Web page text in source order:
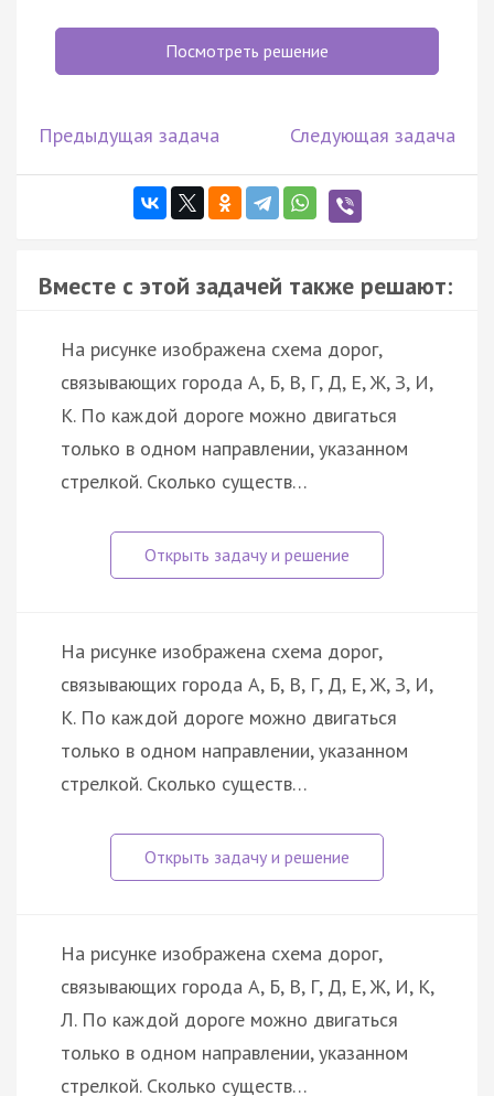
Посмотреть решение
Предыдущая задача Следующая задача
Вместе с этой задачей также решают:
На рисунке изображена схема дорог,
связывающих города А, Б, В, Г, Д, Е, Ж, З, И,
К. По каждой дороге можно двигаться
только в одном направлении, указанном
стрелкой. Сколько существ…
На рисунке изображена схема дорог,
связывающих города А, Б, В, Г, Д, Е, Ж, З, И,
К. По каждой дороге можно двигаться
только в одном направлении, указанном
стрелкой. Сколько существ…
На рисунке изображена схема дорог,
связывающих города А, Б, В, Г, Д, Е, Ж, И, К,
Л. По каждой дороге можно двигаться
только в одном направлении, указанном
стрелкой. Сколько существ…